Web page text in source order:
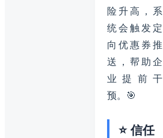
险升高，系
统会触发定
向优惠券推
送，帮助企
业提前干
预。🎯
⭐ 信任